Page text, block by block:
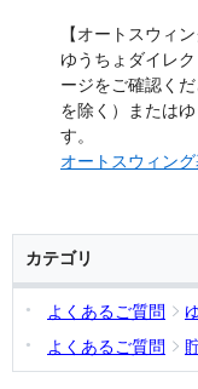
【オートスウィ
ゆうちょダイレ
ージをご確認く
を除く）または
す。
オートスウィン
カテゴリ
よくあるご質問
よくあるご質問